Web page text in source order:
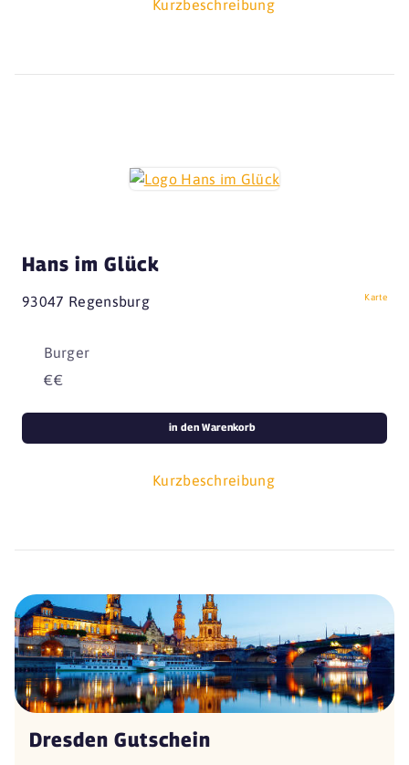
Kurzbeschreibung
Hans im Glück
93047 Regensburg Karte
Burger
€€
Kurzbeschreibung
in den Warenkorb
Dresden Gutschein